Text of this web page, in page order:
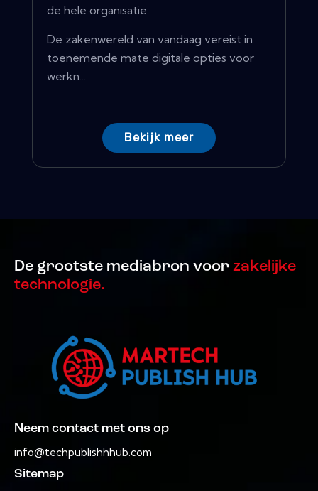
de hele organisatie
De zakenwereld van vandaag vereist in
toenemende mate digitale opties voor
werkn...
Bekijk meer
De grootste mediabron voor zakelijke
technologie.
Neem contact met ons op
info@techpublishhhub.com
Sitemap